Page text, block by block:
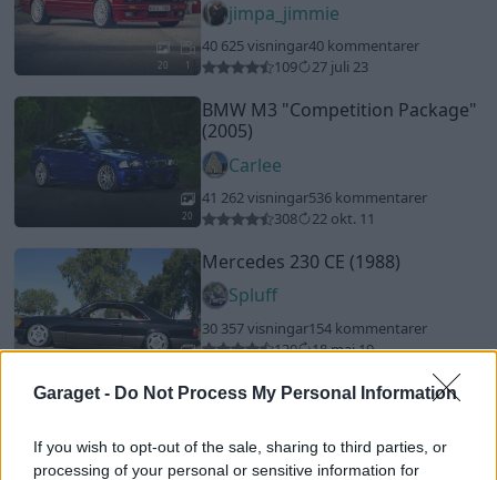
Garaget - Do Not Process My Personal Information
If you wish to opt-out of the sale, sharing to third parties, or
processing of your personal or sensitive information for
20 1
jimpa_jimmie
40 625 visningar40 kommentarer
109
27 juli 23
20
BMW M3 "Competition Package"
(2005)
Carlee
41 262 visningar536 kommentarer
308
22 okt. 11
Mercedes 230 CE (1988)
Spluff
30 357 visningar154 kommentarer
130
18 maj 19
TruePower